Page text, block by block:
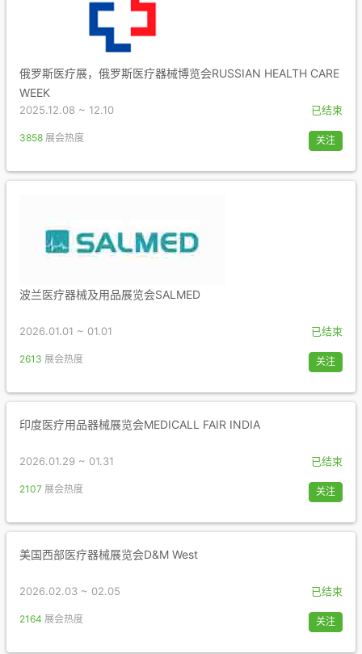
俄罗斯医疗展，俄罗斯医疗器械博览会RUSSIAN HEALTH CARE
WEEK
2025.12.08 ~ 12.10 已结束
3858 展会热度 关注
波兰医疗器械及用品展览会SALMED
2026.01.01 ~ 01.01 已结束
2613 展会热度 关注
印度医疗用品器械展览会MEDICALL FAIR INDIA
2026.01.29 ~ 01.31 已结束
2107 展会热度 关注
美国西部医疗器械展览会D&M West
2026.02.03 ~ 02.05 已结束
2164 展会热度 关注